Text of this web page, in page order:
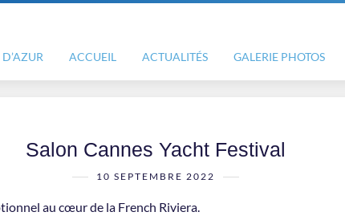
ACCUEIL ACTUALITÉS GALERIE PHOTOS
Salon Cannes Yacht Festival
10 SEPTEMBRE 2022
au cœur de la French Riviera.